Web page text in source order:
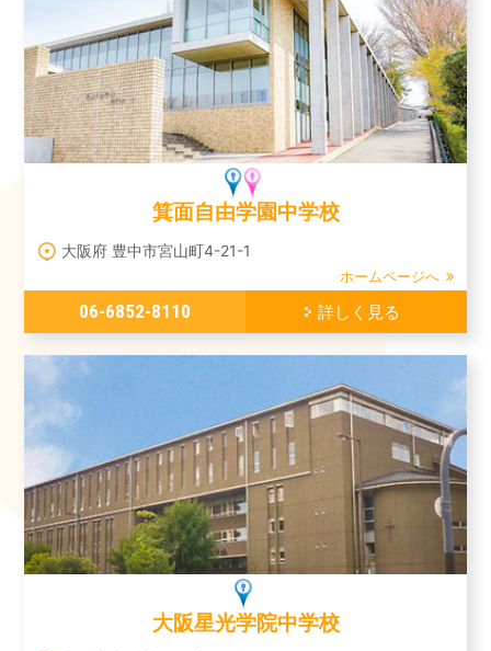
箕面自由学園中学校
大阪府 豊中市宮山町4-21-1
ホームページへ
06-6852-8110 詳しく見る
大阪星光学院中学校